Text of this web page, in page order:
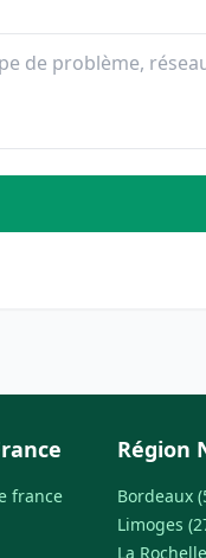
france
Région
Bordeaux
Limoges
La